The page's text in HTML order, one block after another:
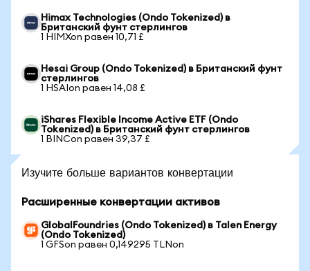
Himax Technologies (Ondo Tokenized) в
Британский фунт стерлингов
1 HIMXon равен 10,71 £
Hesai Group (Ondo Tokenized) в Британский фунт
стерлингов
1 HSAIon равен 14,08 £
iShares Flexible Income Active ETF (Ondo
Tokenized) в Британский фунт стерлингов
1 BINCon равен 39,37 £
Изучите больше вариантов конвертации
Расширенные конвертации активов
GlobalFoundries (Ondo Tokenized) в Talen Energy
(Ondo Tokenized)
1 GFSon равен 0,149295 TLNon